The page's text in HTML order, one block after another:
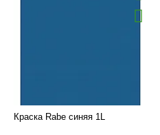
Краска Rabe синяя 1L